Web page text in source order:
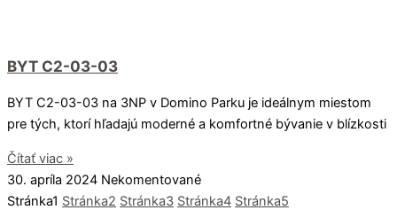
BYT C2-03-03
BYT C2-03-03 na 3NP v Domino Parku je ideálnym miestom
pre tých, ktorí hľadajú moderné a komfortné bývanie v blízkosti
Čítať viac »
30. apríla 2024 Nekomentované
Stránka1 Stránka2 Stránka3 Stránka4 Stránka5